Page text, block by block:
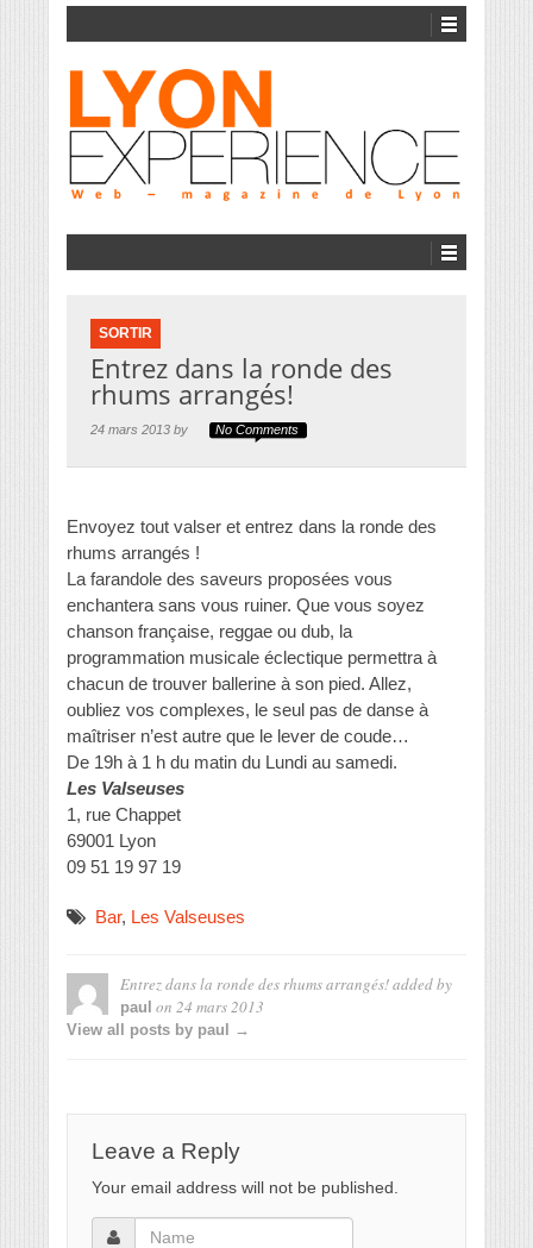
SORTIR
Entrez dans la ronde des
rhums arrangés!
24 mars 2013 by No Comments
Envoyez tout valser et entrez dans la ronde des
rhums arrangés !
La farandole des saveurs proposées vous
enchantera sans vous ruiner. Que vous soyez
chanson française, reggae ou dub, la
programmation musicale éclectique permettra à
chacun de trouver ballerine à son pied. Allez,
oubliez vos complexes, le seul pas de danse à
maîtriser n’est autre que le lever de coude…
De 19h à 1 h du matin du Lundi au samedi.
Les Valseuses
1, rue Chappet
69001 Lyon
09 51 19 97 19
Bar, Les Valseuses
Entrez dans la ronde des rhums arrangés!added by
paul on 24 mars 2013
View all posts by paul →
Leave a Reply
Your email address will not be published.